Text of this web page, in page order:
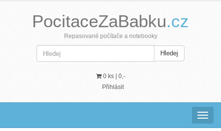
PocitaceZaBabku.cz
Repasované počítače a notebooky
Hledej
0 ks | 0,-
Přihlásit